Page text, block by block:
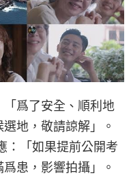
爲了安全、順利地
地，敬請諒解」。
：「如果提前公開考
患，影響拍攝」。